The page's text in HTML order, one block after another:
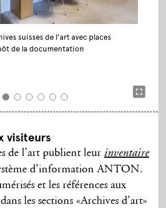
suisses de l’art avec places
de la documentation
visiteurs
de l’art publient leur inventaire
d’information ANTON.
et les références aux
les sections «Archives d’art»